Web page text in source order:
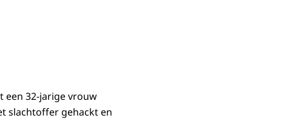
een 32-jarige vrouw
slachtoffer gehackt en